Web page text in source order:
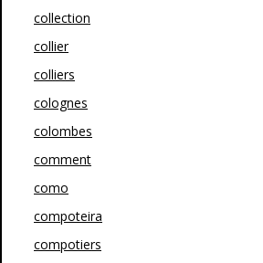
collection
collier
colliers
colognes
colombes
comment
como
compoteira
compotiers